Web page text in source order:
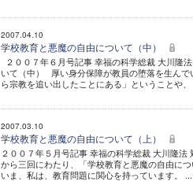
2007.04.10
学校教育と悪魔の自由について（中）
２００７年６月号記事 幸福の科学総裁 大川隆
いて（中） 厚い身分保障が教員の堕落を生ん
ら宗教を追い出したことにある」ということや
2007.03.10
学校教育と悪魔の自由について（上）
２００７年５月号記事 幸福の科学総裁 大川隆
から三回にわたり、「学校教育と悪魔の自由に
いま、私は、教育問題に関心を持っています。 ...